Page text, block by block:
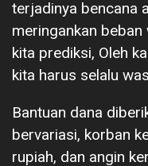
terjadinya bencana
meringankan
kita prediksi, Oleh
kita harus selalu
Bantuan dana
bervariasi, korban
rupiah, dan angin